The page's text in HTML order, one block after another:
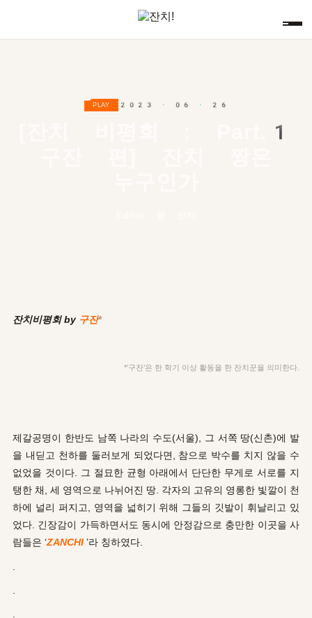
PLAY 2023 · 06 · 26
1
잔치비평회 by 구잔*
*’구잔’은 한 학기 이상 활동을 한 잔치꾼을 의미한다.
제갈공명이 한반도 남쪽 나라의 수도(서울), 그 서쪽 땅(신촌)에 발
을 내딛고 천하를 둘러보게 되었다면, 참으로 박수를 치지 않을 수
없었을 것이다. 그 절묘한 균형 아래에서 단단한 무게로 서로를 지
탱한 채, 세 영역으로 나뉘어진 땅. 각자의 고유의 영롱한 빛깔이 천
하에 널리 퍼지고, 영역을 넓히기 위해 그들의 깃발이 휘날리고 있
었다. 긴장감이 가득하면서도 동시에 안정감으로 충만한 이곳을 사
람들은 ‘ZANCHI ’라 칭하였다.